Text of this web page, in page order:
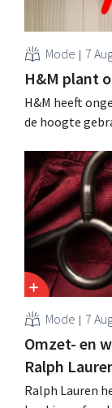
Mode 7
H&M plant
H&M heeft
de hoogte
sanering
en Spanje
Mode 7
Omzet- en
Ralph
Ralph Lauren